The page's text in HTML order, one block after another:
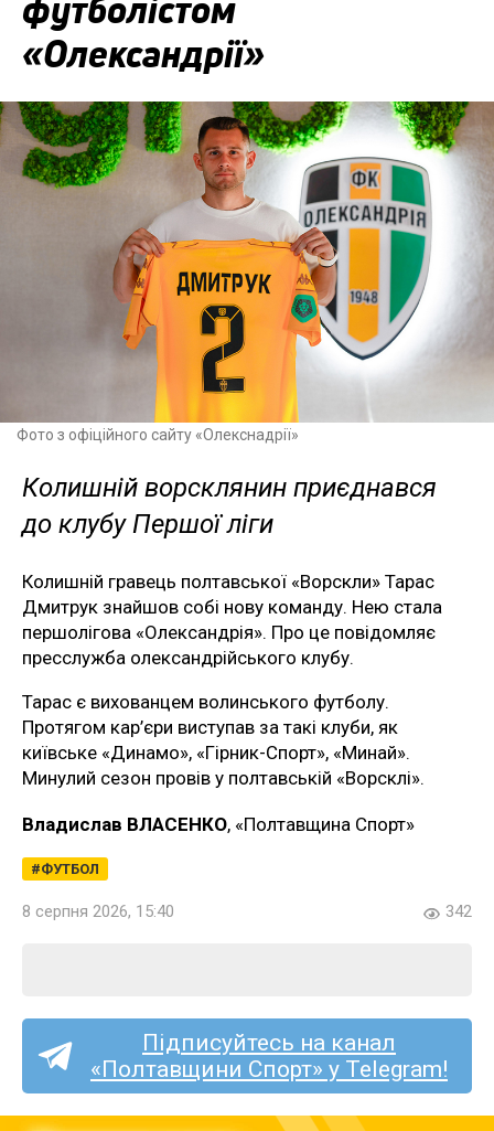
футболістом
«Олександрії»
Фото з офіційного сайту «Олекснадрії»
Колишній ворсклянин приєднався
до клубу Першої ліги
Колишній гравець полтавської «Ворскли» Тарас
Дмитрук знайшов собі нову команду. Нею стала
першолігова «Олександрія». Про це повідомляє
пресслужба олександрійського клубу.
Тарас є вихованцем волинського футболу.
Протягом кар’єри виступав за такі клуби, як
київське «Динамо», «Гірник-Спорт», «Минай».
Минулий сезон провів у полтавській «Ворсклі».
Владислав ВЛАСЕНКО, «Полтавщина Спорт»
ФУТБОЛ
8 серпня 2026, 15:40 342
Підписуйтесь на канал
«Полтавщини Спорт» у Telegram!